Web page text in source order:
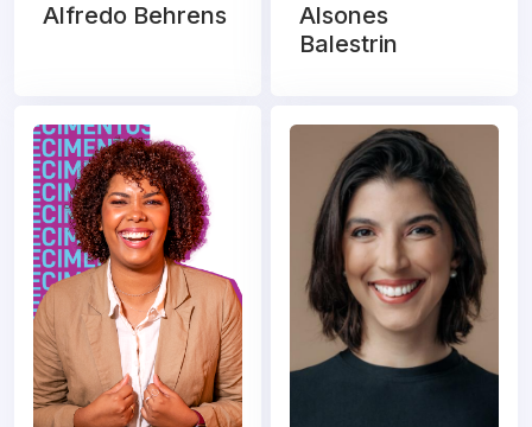
Alfredo Behrens
Alsones
Balestrin